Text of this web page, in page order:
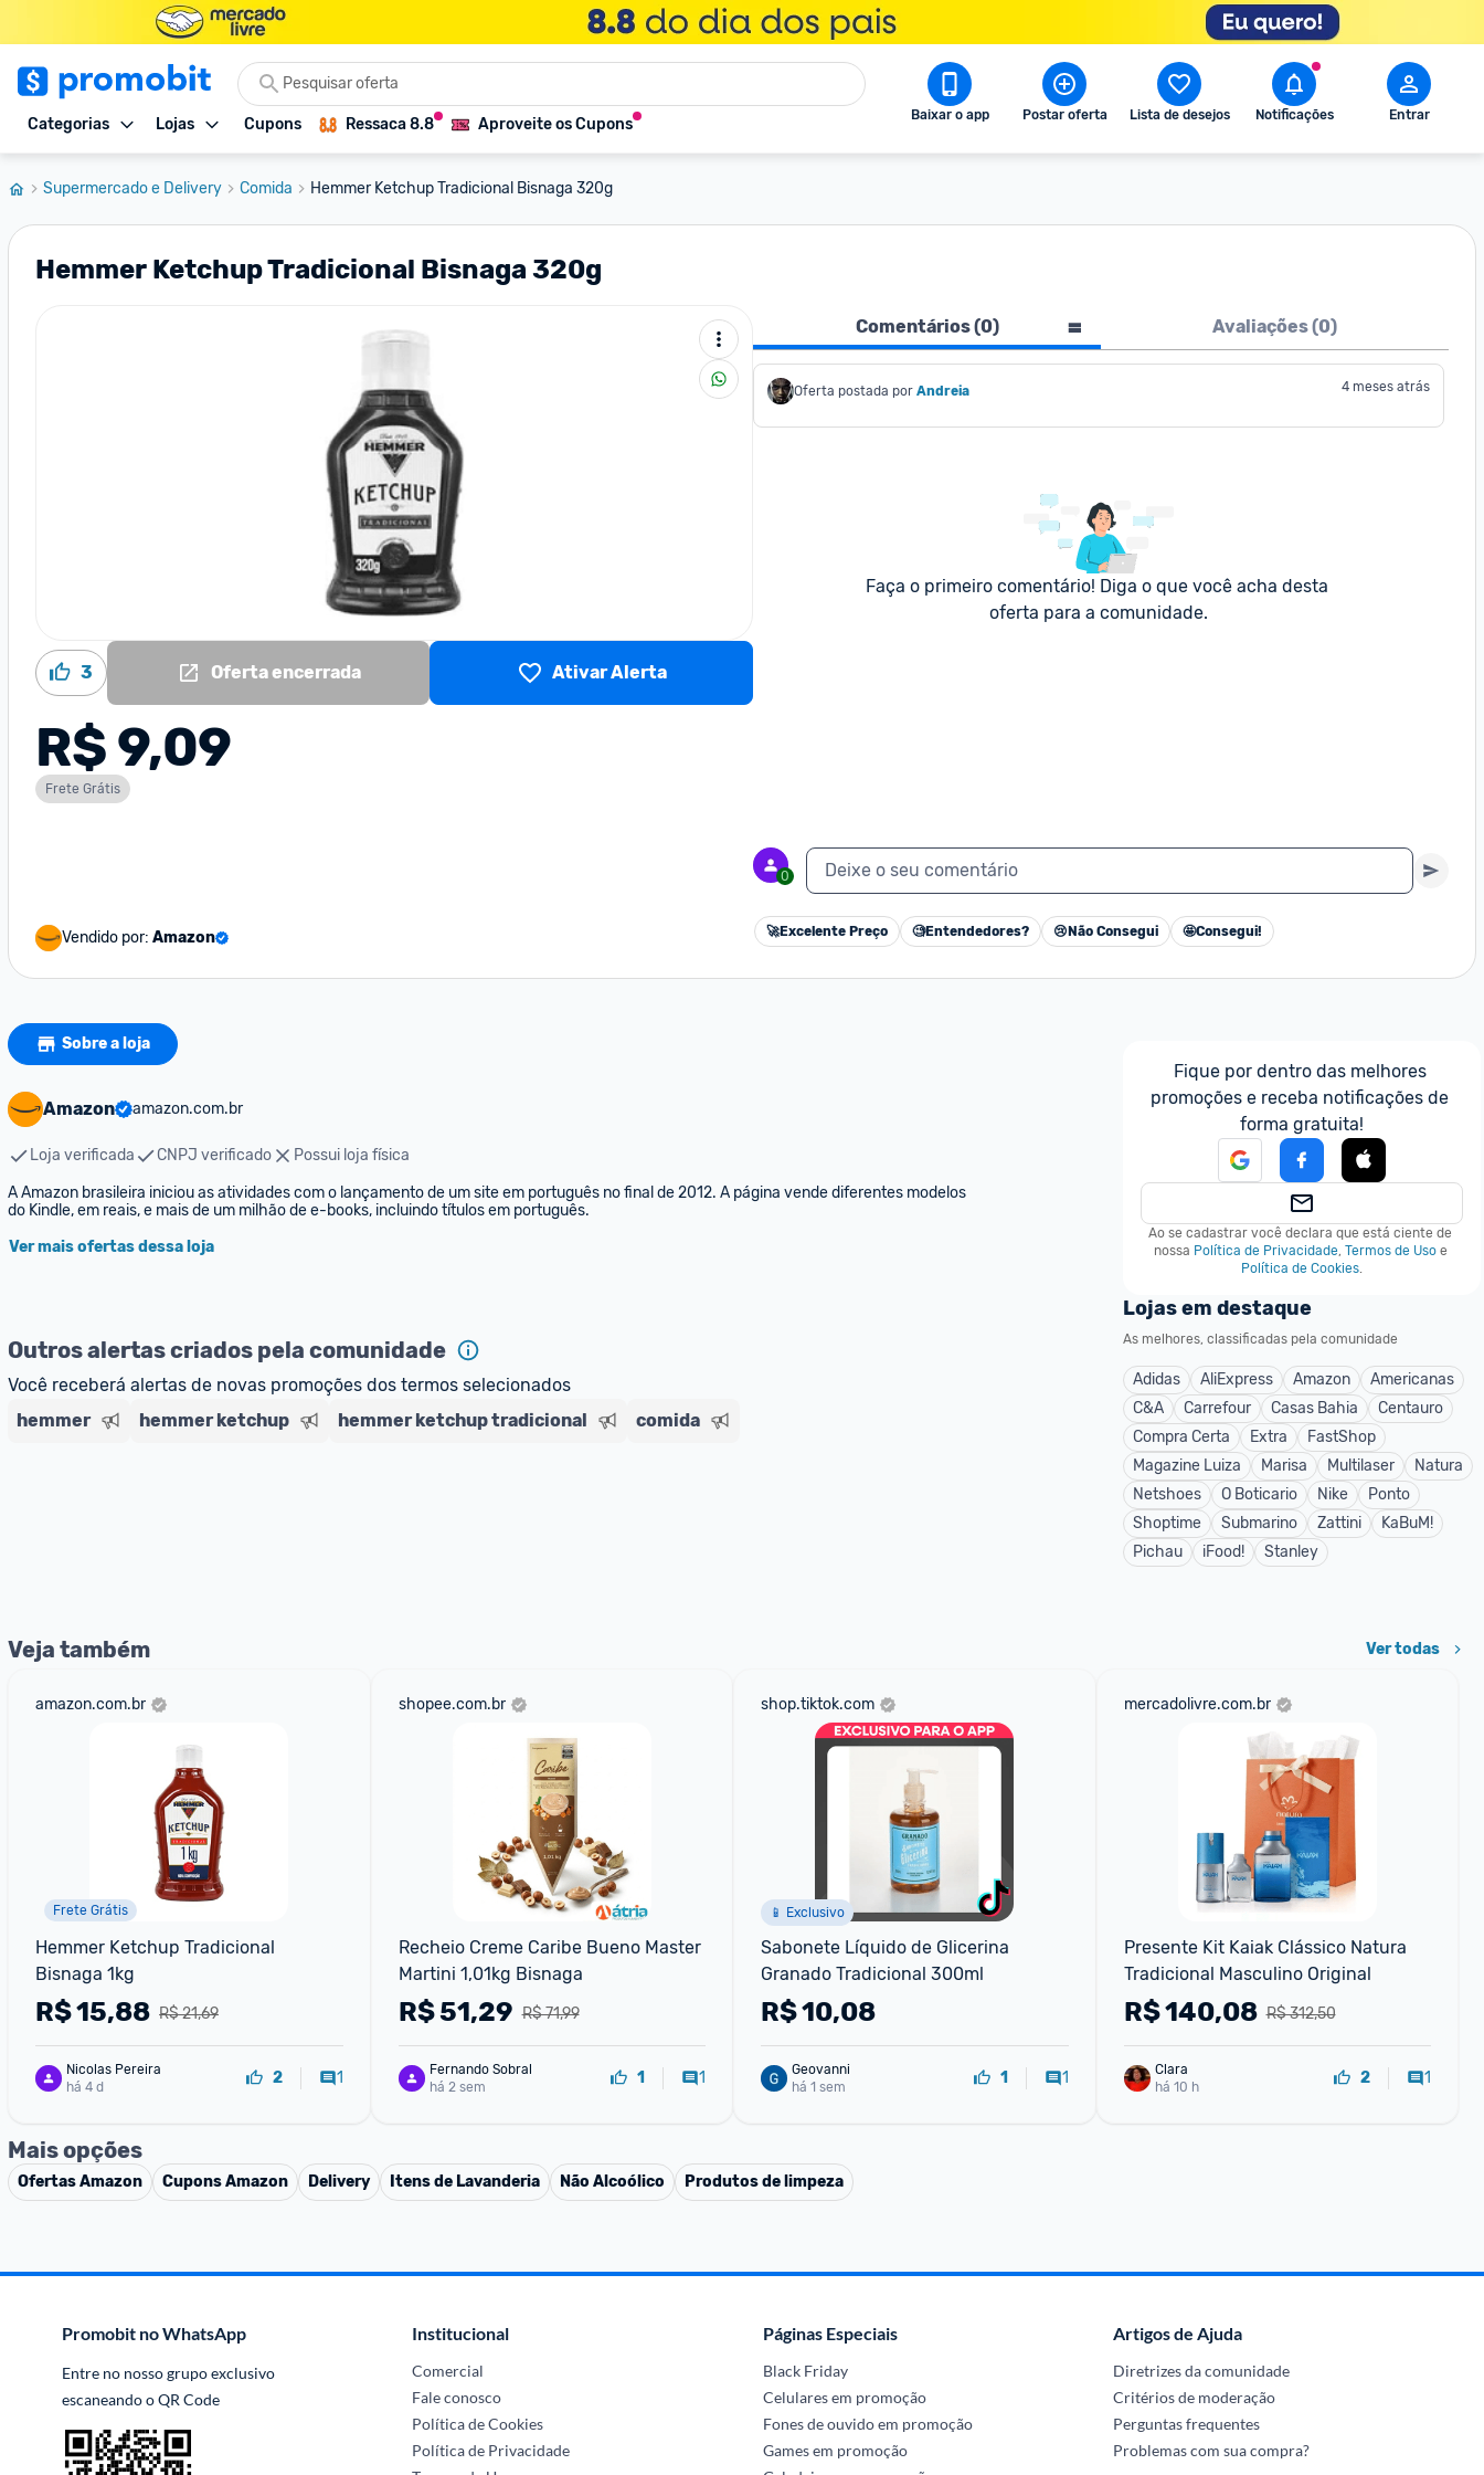
Categorias Lojas Cupons Ressaca 8.8 Aproveite os Cupons Baixar o app Postar oferta Lista de desejos Notificações Entrar
Supermercado e Delivery Comida Hemmer Ketchup Tradicional Bisnaga 320g
Hemmer Ketchup Tradicional Bisnaga 320g
3 Oferta encerrada Ativar Alerta
R$ 9,09
Frete Grátis
Vendido por: Amazon
Comentários (0) Avaliações (0)
Oferta postada por Andreia 4 meses atrás
Faça o primeiro comentário! Diga o que você acha desta
oferta para a comunidade.
0 Deixe o seu comentário
🚀Excelente Preço 🧐Entendedores? 😢 Não Consegui 🤩Consegui!
Sobre a loja
Amazon amazon.com.br
Loja verificada CNPJ verificado
Possui loja física
A Amazon brasileira iniciou as atividades com o lançamento de um site em português no final de 2012. A página vende diferentes modelos
do Kindle, em reais, e mais de um milhão de e-books, incluindo títulos em português.
Ver mais ofertas dessa loja
Outros alertas criados pela comunidade
Você receberá alertas de novas promoções dos termos selecionados
hemmer
hemmer ketchup hemmer ketchup tradicional comida
Fique por dentro das melhores
promoções e receba notificações de
forma gratuita!
Ao se cadastrar você declara que está ciente de
nossa Política de Privacidade, Termos de Uso e
Política de Cookies.
Lojas em destaque
As melhores, classificadas pela comunidade
Adidas AliExpress Amazon
Americanas
C&A
Carrefour Casas Bahia
Centauro
Compra Certa
Extra
FastShop
Magazine Luiza
Marisa Multilaser
Natura
Netshoes
O Boticario Nike
Ponto
Shoptime
Submarino Zattini
KaBuM!
Pichau
iFood! Stanley
Veja também Ver todas
amazon.com.br
Frete Grátis
Hemmer Ketchup Tradicional
Bisnaga 1kg
R$ 21,69
R$15,88
Nicolas Pereira
há 4 d
2 1
shopee.com.br
Recheio Creme Caribe Bueno Master
Martini 1,01kg Bisnaga
R$ 71,99
R$51,29
Fernando Sobral
há 2 sem
1 1
shop.tiktok.com
📱 Exclusivo
Sabonete Líquido de Glicerina
Granado Tradicional 300ml
R$10,08
Geovanni
há 1 sem
1 1
mercadolivre.com.br
Presente Kit Kaiak Clássico Natura
Tradicional Masculino Original
R$ 312,50
R$140,08
Clara
há 10 h
2 1
Mais opções
OfertasAmazon CuponsAmazon Delivery Itens de Lavanderia Não Alcoólico Produtos de limpeza
Promobit no WhatsApp
Entre no nosso grupo exclusivo
escaneando o QR Code
Institucional
Comercial
Fale conosco
Política de Cookies
Política de Privacidade
Páginas Especiais
Black Friday
Celulares em promoção
Fones de ouvido em promoção
Games em promoção
Artigos de Ajuda
Diretrizes da comunidade
Critérios de moderação
Perguntas frequentes
Problemas com sua compra?